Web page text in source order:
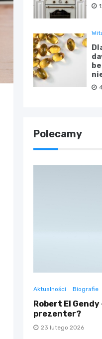
Polecamy
Aktualności Biografie
Robert El
prezenter?
23 lutego 2026